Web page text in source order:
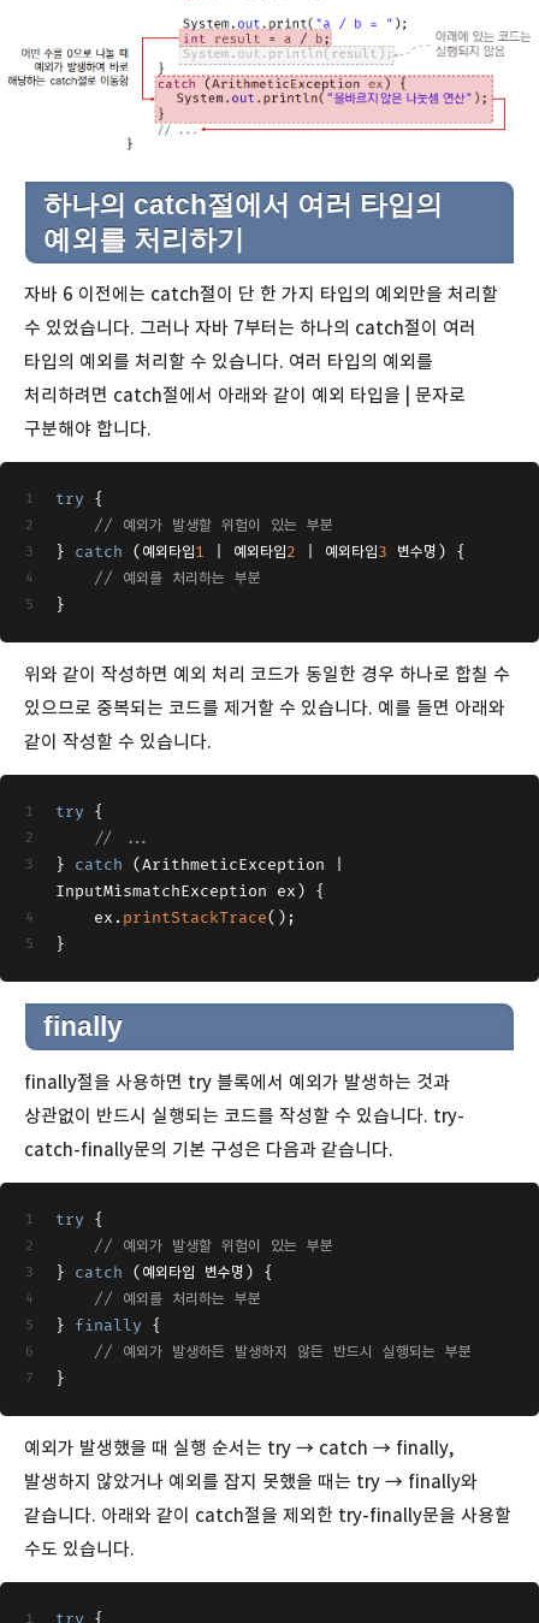
하나의 catch절에서 여러 타입의
예외를 처리하기
자바 6 이전에는 catch절이 단 한 가지 타입의 예외만을 처리할
수 있었습니다. 그러나 자바 7부터는 하나의 catch절이 여러
타입의 예외를 처리할 수 있습니다. 여러 타입의 예외를
처리하려면 catch절에서 아래와 같이 예외 타입을 | 문자로
구분해야 합니다.
try {
// 예외가 발생할 위험이 있는 부분
} catch (예외타입1 | 예외타입2 | 예외타입3 변수명) {
// 예외를 처리하는 부분
}
위와 같이 작성하면 예외 처리 코드가 동일한 경우 하나로 합칠 수
있으므로 중복되는 코드를 제거할 수 있습니다. 예를 들면 아래와
같이 작성할 수 있습니다.
try {
// ...
} catch (ArithmeticException |
InputMismatchException ex) {
    ex.
printStackTrace();
}
finally
finally절을 사용하면 try 블록에서 예외가 발생하는 것과
상관없이 반드시 실행되는 코드를 작성할 수 있습니다. try-
catch-finally문의 기본 구성은 다음과 같습니다.
try {
// 예외가 발생할 위험이 있는 부분
} catch (예외타입 변수명) {
// 예외를 처리하는 부분
} finally {
// 예외가 발생하든 발생하지 않든 반드시 실행되는 부분
}
예외가 발생했을 때 실행 순서는 try → catch → finally,
발생하지 않았거나 예외를 잡지 못했을 때는 try → finally와
같습니다. 아래와 같이 catch절을 제외한 try-finally문을 사용할
수도 있습니다.
try {